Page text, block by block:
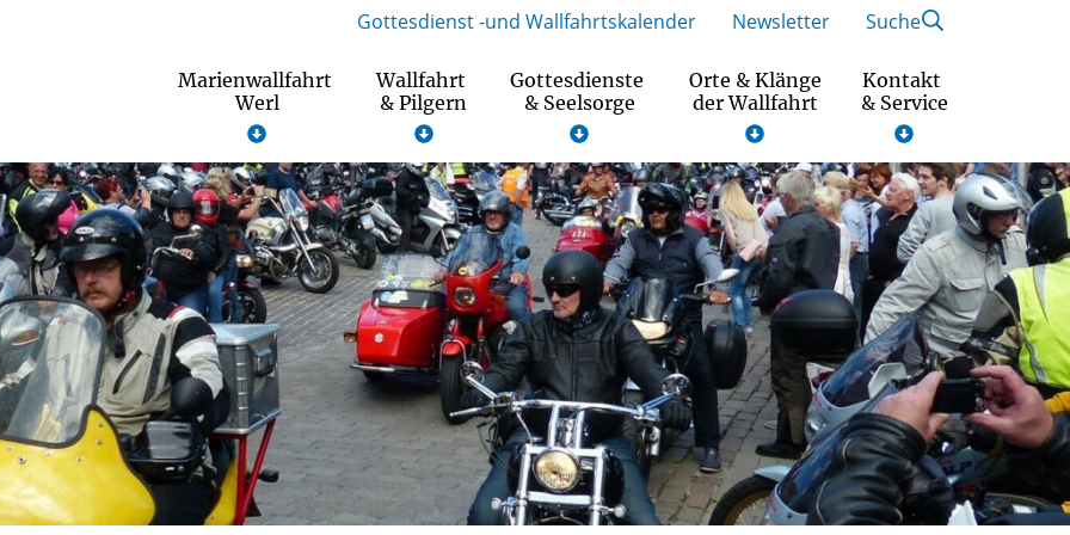
Marienwallfahrt
Werl
Wallfahrt
& Pilgern
Gottesdienste
& Seelsorge
Orte & Klänge
der Wallfahrt
Kontakt
& Service
Gottesdienst -und Wallfahrtskalender Newsletter Suche